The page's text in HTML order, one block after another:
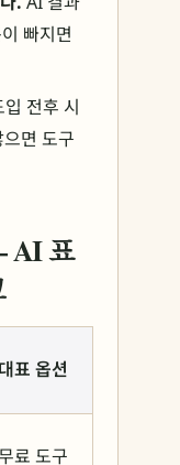
빠지면
입 전후 시
면 도구
AI 표
대표 옵션
료 도구